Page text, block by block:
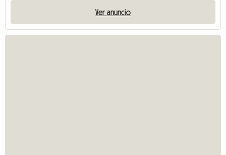
Ver anuncio